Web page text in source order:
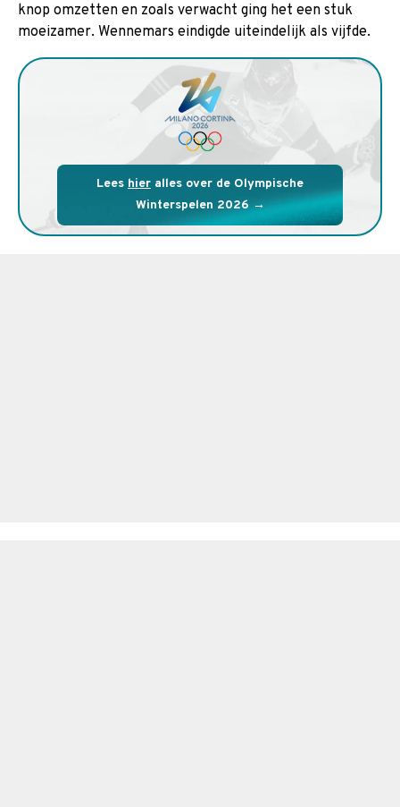
knop omzetten en zoals verwacht ging het een stuk
moeizamer. Wennemars eindigde uiteindelijk als vijfde.
Lees hier alles over de Olympische
Winterspelen 2026